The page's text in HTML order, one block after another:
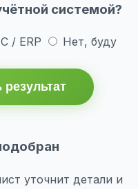
системой?
/ ERP
Нет, буду
уточнит детали и